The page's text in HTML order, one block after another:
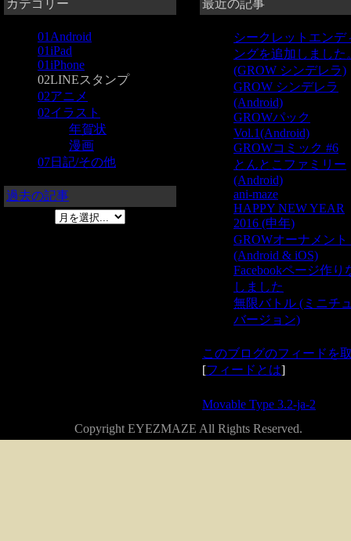
カテゴリー
01Android
01iPad
01iPhone
02LINEスタンプ
02アニメ
02イラスト
年賀状
漫画
07日記/その他
過去の記事
最近の記事
シークレットエンデ
ングを追加しました
(GROW シンデレラ)
GROW シンデレラ
(Android)
GROWパック
Vol.1(Android)
GROWコミック #6
とんとこファミリー
(Android)
ani-maze
HAPPY NEW YEAR
2016 (申年)
GROWオーナメン
(Android & iOS)
Facebookページ作り
しました
無限バトル (ミニチ
バージョン)
このブログのフィードを
[フィードとは]
Movable Type 3.2-ja-2
Copyright EYEZMAZE All Rights Reserved.